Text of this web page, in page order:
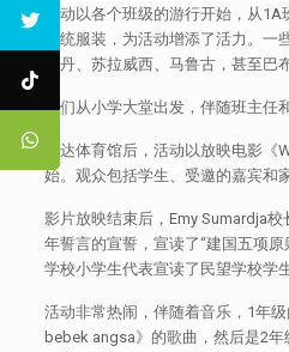
活动以各个班级的游行开始，从
传统服装，为活动增添了活力。一
曼丹、苏拉威西、马鲁古，甚至巴
他们从小学大堂出发，伴随班主任
到达体育馆后，活动以放映电影
始。观众包括学生、受邀的嘉宾和
影片放映结束后，Emy Sumardja
年誓言的宣誓，宣读了“建国五项
学校小学生代表宣读了民望学校学
活动非常热闹，伴随着音乐，1年
bebek angsa》的歌曲，然后是2年